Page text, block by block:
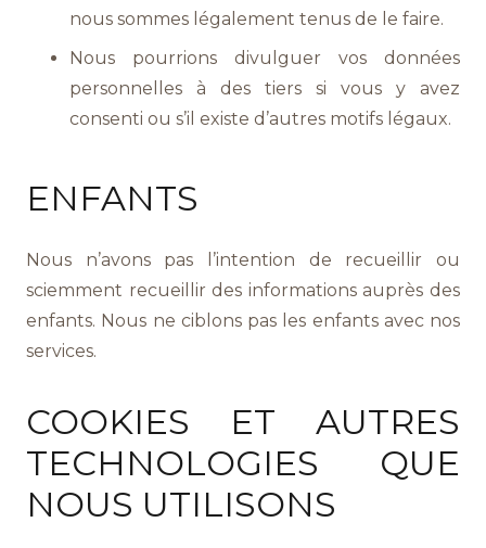
nous sommes légalement tenus de le faire.
Nous pourrions divulguer vos données
personnelles à des tiers si vous y avez
consenti ou s’il existe d’autres motifs légaux.
ENFANTS
Nous n’avons pas l’intention de recueillir ou
sciemment recueillir des informations auprès des
enfants. Nous ne ciblons pas les enfants avec nos
services.
COOKIES ET AUTRES
TECHNOLOGIES QUE
NOUS UTILISONS